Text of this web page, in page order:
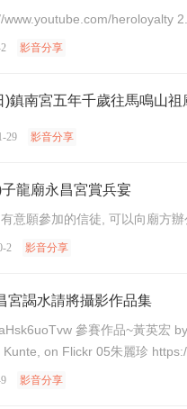
影音分享
鎮南宮五年千歲往馬鳴山祖
29 影音分享
龍廟永昌宮賞兵宴
2 影音分享
宮謁水請將攝影作品集
by Kunte, on Flickr 03林建龍 https://flic.kr/s/aHsk6wfQfr 00
影音分享